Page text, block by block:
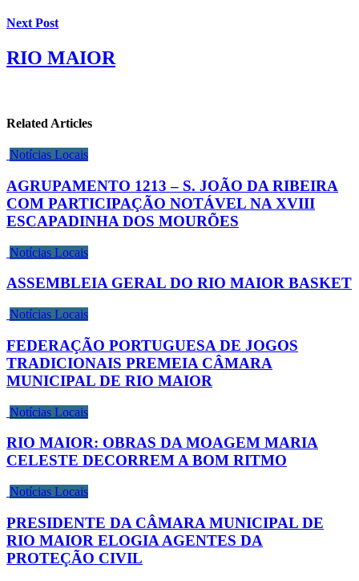
Next Post
RIO MAIOR
Related Articles
Notícias Locais
AGRUPAMENTO 1213 – S. JOÃO DA RIBEIRA
COM PARTICIPAÇÃO NOTÁVEL NA XVIII
ESCAPADINHA DOS MOURÕES
Notícias Locais
ASSEMBLEIA GERAL DO RIO MAIOR BASKET
Notícias Locais
FEDERAÇÃO PORTUGUESA DE JOGOS
TRADICIONAIS PREMEIA CÂMARA
MUNICIPAL DE RIO MAIOR
Notícias Locais
RIO MAIOR: OBRAS DA MOAGEM MARIA
CELESTE DECORREM A BOM RITMO
Notícias Locais
PRESIDENTE DA CÂMARA MUNICIPAL DE
RIO MAIOR ELOGIA AGENTES DA
PROTEÇÃO CIVIL